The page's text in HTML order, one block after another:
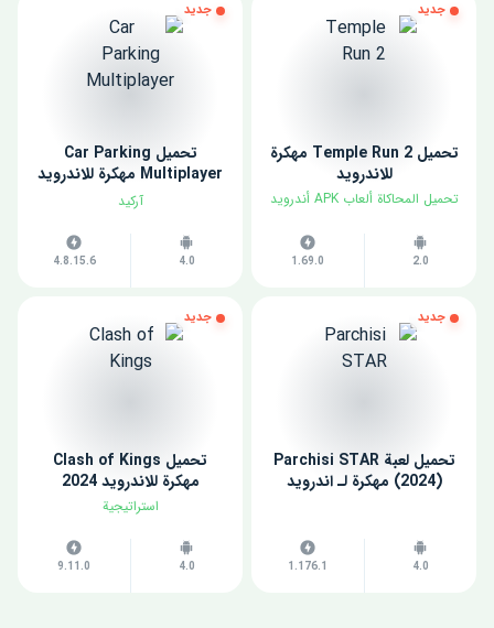
جديد
تحميل Temple Run 2 مهكرة
للاندرويد
تحميل المحاكاة ألعاب APK أندرويد
2.0
1.69.0
جديد
تحميل Car Parking
Multiplayer مهكرة للاندرويد
اخر اصدار
آركيد
4.0
4.8.15.6
جديد
تحميل لعبة Parchisi STAR
(2024) مهكرة لـ اندرويد
4.0
1.176.1
جديد
تحميل Clash of Kings
مهكرة للاندرويد 2024
استراتيجية
4.0
9.11.0